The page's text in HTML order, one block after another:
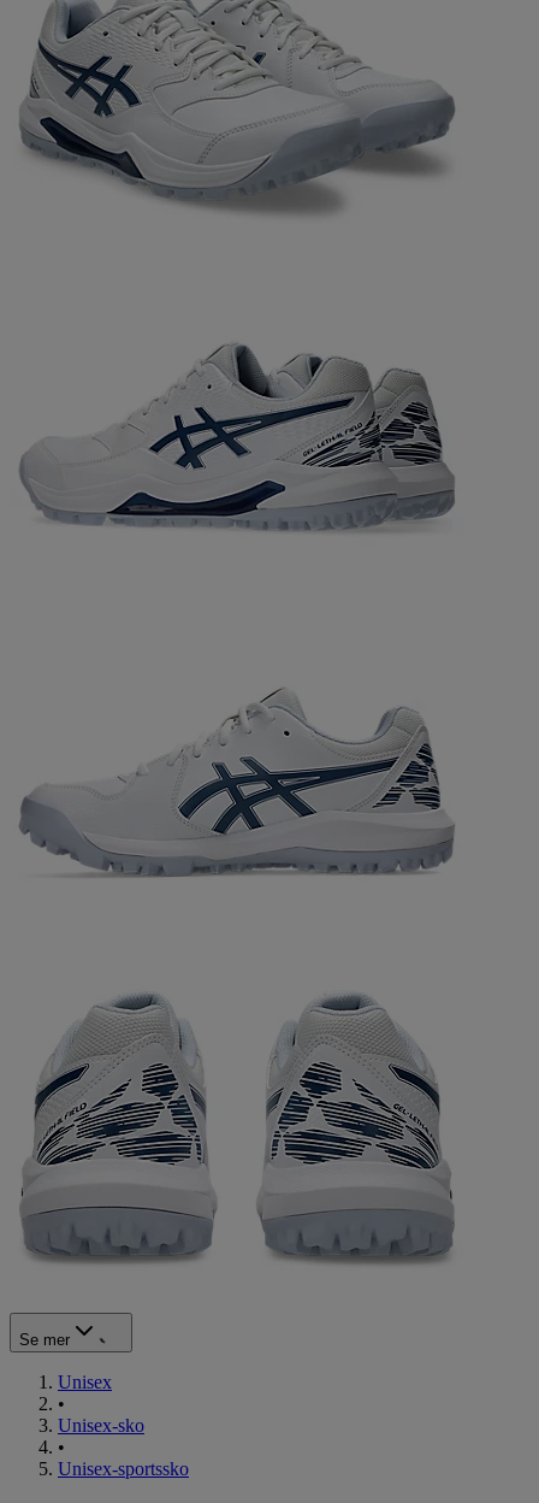
Se mer
Unisex
•
Unisex-sko
•
Unisex-sportssko